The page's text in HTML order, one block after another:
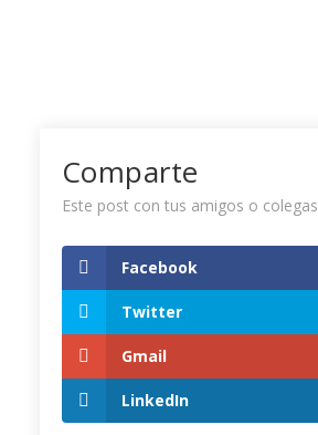
Twitter Timeline
Tweets by CamaraCIP
Comparte
Este post con tus amigos o colegas
Facebook
Twitter
Gmail
LinkedIn